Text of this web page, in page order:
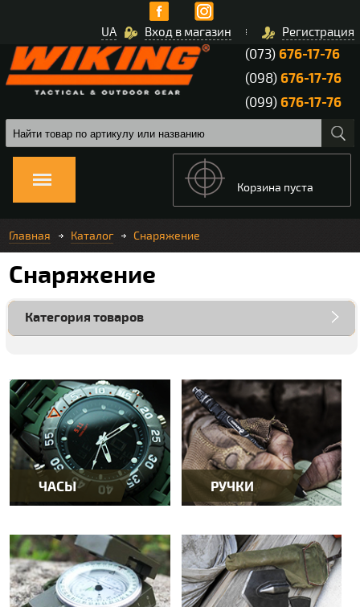
Вход в магазин Регистрация
UA
(073)676-17-76
(098)676-17-76
(099)676-17-76
Корзина пуста
Главная Каталог Снаряжение
Снаряжение
Категория товаров
ЧАСЫ РУЧКИ